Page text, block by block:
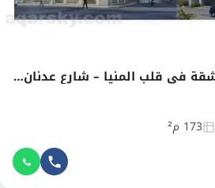
“فرصة مميزة لامتلاك شقة في قلب المنيا – شارع عدنان المالكي الرئيسي”
173 م²